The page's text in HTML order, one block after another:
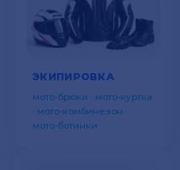
ЭКИПИРОВКА
мото-брюки · мото-куртка
· мото-комбинезон ·
мото-ботинки